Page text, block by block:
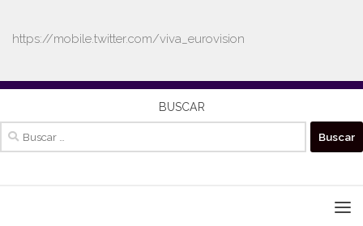
https://mobile.twitter.com/viva_eurovision
BUSCAR